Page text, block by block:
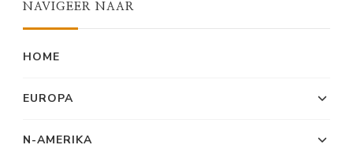
NAVIGEER NAAR
HOME
EUROPA
N-AMERIKA